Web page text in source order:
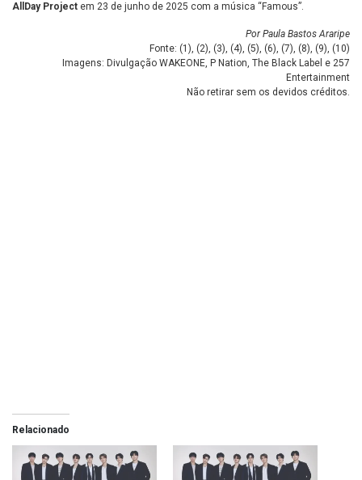
AllDay Project em 23 de junho de 2025 com a música “Famous”.
Por Paula Bastos Araripe
Fonte: (1 ), (2), (3), (4), (5), (6), (7), (8), (9), (10)
Imagens: Divulgação WAKEONE, P Nation, The Black Label e 257
Entertainment
Não retirar sem os devidos créditos.
Relacionado